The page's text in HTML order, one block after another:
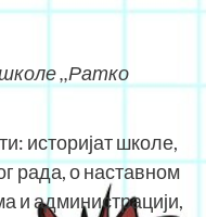
,,Ратко
историјат школе,
рада, о наставном
и администрацији,